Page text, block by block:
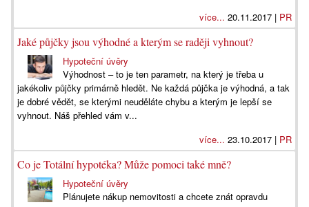
více... 20.11.2017 | PR
Jaké půjčky jsou výhodné a kterým se raději vyhnout?
Hypoteční úvěry
Výhodnost – to je ten parametr, na který je třeba u
jakékoliv půjčky primárně hledět. Ne každá půjčka je výhodná, a tak
je dobré vědět, se kterými neuděláte chybu a kterým je lepší se
vyhnout. Náš přehled vám v...
více... 23.10.2017 | PR
Co je Totální hypotéka? Může pomoci také mně?
Hypoteční úvěry
Plánujete nákup nemovitosti a chcete znát opravdu